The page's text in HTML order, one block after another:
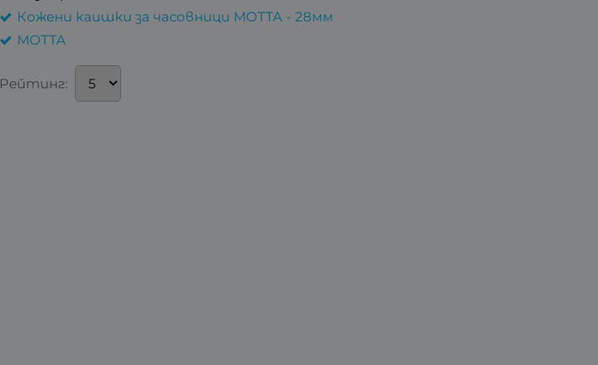
Кожени каишки за часовници MOTTA - 28мм
MOTTA
Рейтинг: